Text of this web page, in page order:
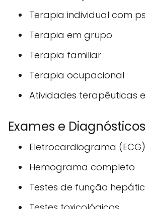
Terapia individual com
Terapia em grupo
Terapia familiar
Terapia ocupacional
Atividades terapêuticas
Exames e Diagnósticos
Eletrocardiograma (ECG)
Hemograma completo
Testes de função